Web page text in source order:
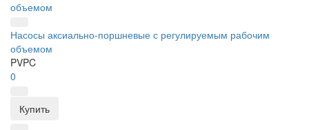
Насосы аксиально-поршневые с регулируемым рабочим
объемом
PVPC
0
Купить